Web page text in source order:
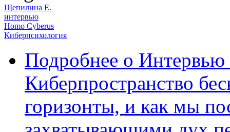
Щепилина Е.
интервью
Homo Cyberus
Киберпсихология
Подробнее о
Киберпространство
горизонты, и как мы